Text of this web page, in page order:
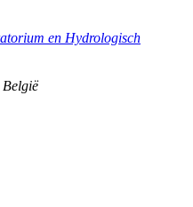
en Hydrologisch
België